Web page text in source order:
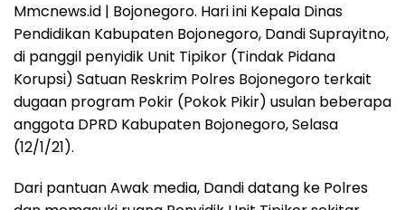
Mmcnews.id | Bojonegoro. Hari ini Kepala Dinas
Pendidikan Kabupaten Bojonegoro, Dandi Suprayitno,
di panggil penyidik Unit Tipikor (Tindak Pidana
Korupsi) Satuan Reskrim Polres Bojonegoro terkait
dugaan program Pokir (Pokok Pikir) usulan beberapa
anggota DPRD Kabupaten Bojonegoro, Selasa
(12/1/21).
Dari pantuan Awak media, Dandi datang ke Polres